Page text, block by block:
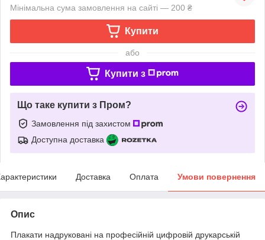
Мінімальна сума замовлення на сайті — 200 ₴
Купити
або
Купити з
Що таке купити з Пром?
Замовлення під захистом
Доступна доставка
Доставка Оплата Умови повернення
Опис
Плакати надруковані на професійній цифровій друкарській